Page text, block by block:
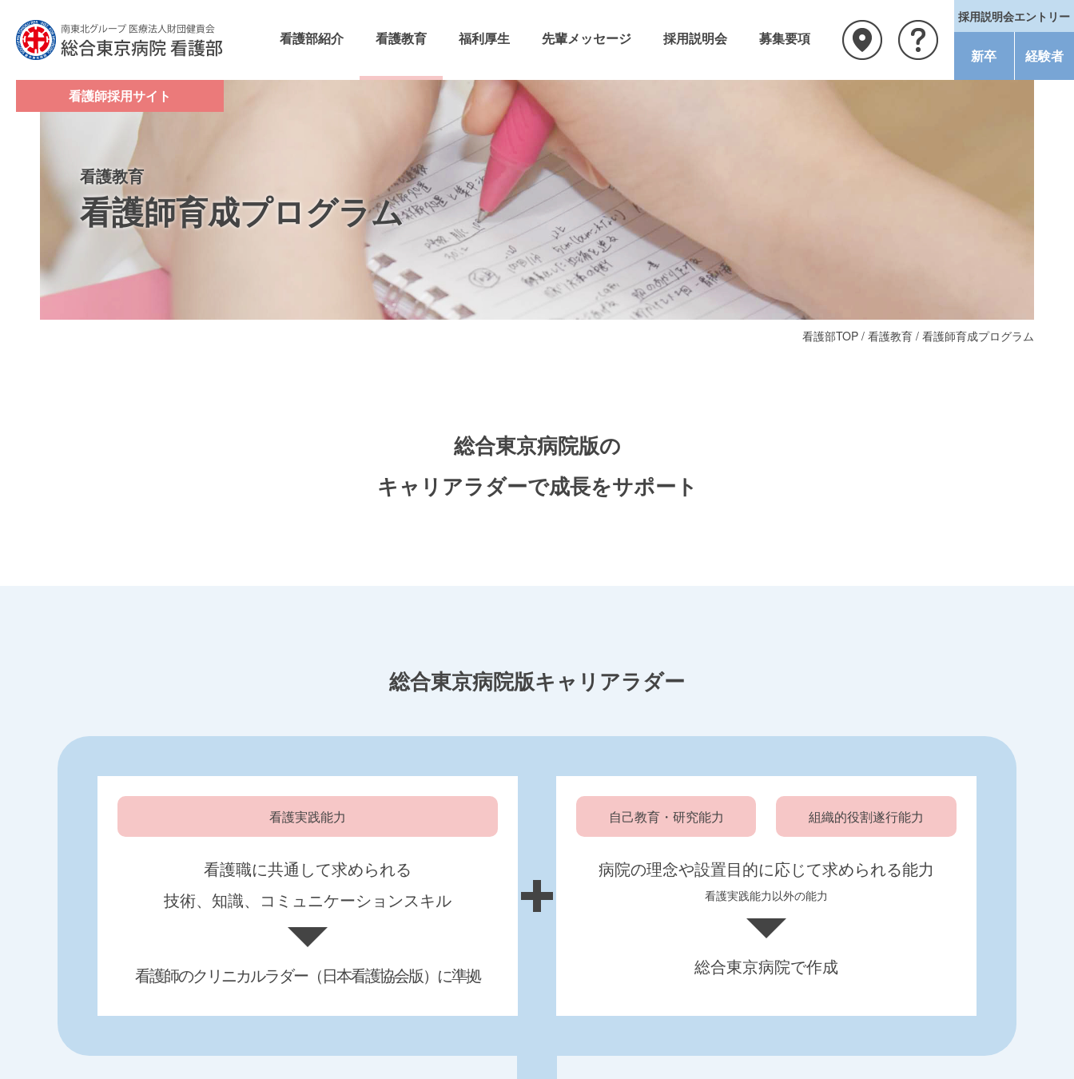
看護師採用サイト
看護部紹介 看護教育 福利厚生 先輩メッセージ 採用説明会 募集要項
採用説明会エントリー
新卒 経験者
看護教育
看護師育成プログラム
看護部TOP / 看護教育 / 看護師育成プログラム
総合東京病院版の
キャリアラダーで成長をサポート
総合東京病院版キャリアラダー
看護実践能力
看護職に共通して求められる
技術、知識、コミュニケーションスキル
看護師のクリニカルラダー（日本看護協会版）に準拠
自己教育・研究能力 組織的役割遂行能力
病院の理念や設置目的に応じて求められる能力
看護実践能力以外の能力
総合東京病院で作成